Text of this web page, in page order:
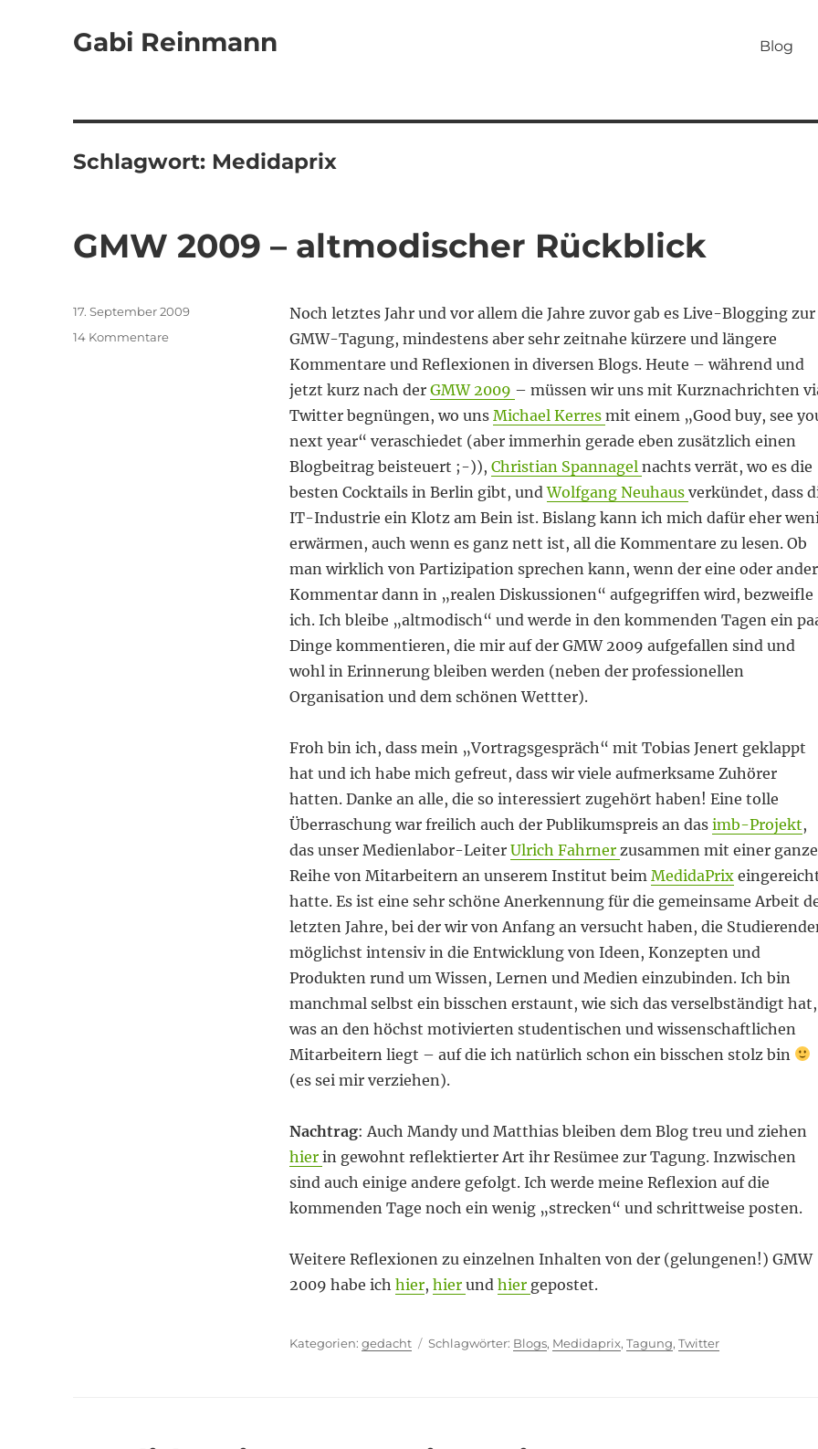
Gabi Reinmann Blog
Schlagwort: Medidaprix
GMW 2009 – altmodischer Rückblick
Noch letztes Jahr und vor allem die Jahre zuvor gab es Live-Blogging zur
GMW-Tagung, mindestens aber sehr zeitnahe kürzere und längere
Kommentare und Reflexionen in diversen Blogs. Heute – während und
jetzt kurz nach der GMW 2009 – müssen wir uns mit Kurznachrichten
Twitter begnüngen, wo uns Michael Kerres mit einem „Good buy, see
next year“ veraschiedet (aber immerhin gerade eben zusätzlich einen
Blogbeitrag beisteuert ;-)), Christian Spannagel nachts verrät, wo es die
besten Cocktails in Berlin gibt, undWolfgang Neuhaus verkündet, dass
IT-Industrie ein Klotz am Bein ist. Bislang kann ich mich dafür eher
erwärmen, auch wenn es ganz nett ist, all die Kommentare zu lesen. Ob
man wirklich von Partizipation sprechen kann, wenn der eine oder
Kommentar dann in „realen Diskussionen“ aufgegriffen wird, bezweifle
ich. Ich bleibe „altmodisch“ und werde in den kommenden Tagen ein
Dinge kommentieren, die mir auf der GMW 2009 aufgefallen sind und
wohl in Erinnerung bleiben werden (neben der professionellen
Organisation und dem schönen Wettter).
Froh bin ich, dass mein „Vortragsgespräch“ mit Tobias Jenert geklappt
hat und ich habe mich gefreut, dass wir viele aufmerksame Zuhörer
hatten. Danke an alle, die so interessiert zugehört haben! Eine tolle
Überraschung war freilich auch der Publikumspreis an das imb-Projekt,
das unser Medienlabor-Leiter Ulrich Fahrner zusammen mit einer
Reihe von Mitarbeitern an unserem Institut beim MedidaPrix
hatte. Es ist eine sehr schöne Anerkennung für die gemeinsame Arbeit
letzten Jahre, bei der wir von Anfang an versucht haben, die
möglichst intensiv in die Entwicklung von Ideen, Konzepten und
Produkten rund um Wissen, Lernen und Medien einzubinden. Ich bin
manchmal selbst ein bisschen erstaunt, wie sich das verselbständigt hat,
was an den höchst motivierten studentischen und wissenschaftlichen
Mitarbeitern liegt – auf die ich natürlich schon ein bisschen stolz bin
(es sei mir verziehen).
Nachtrag: Auch Mandy und Matthias bleiben dem Blog treu und ziehen
hier in gewohnt reflektierter Art ihr Resümee zur Tagung. Inzwischen
sind auch einige andere gefolgt. Ich werde meine Reflexion auf die
kommenden Tage noch ein wenig „strecken“ und schrittweise posten.
Weitere Reflexionen zu einzelnen Inhalten von der (gelungenen!) GMW
2009 habe ich hier, hier und hier gepostet.
Kategorien
gedacht Schlagwörter
Blogs, Medidaprix, Tagung, Twitter
Veröffentlicht
17. September 2009
14 Kommentarezu